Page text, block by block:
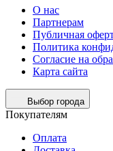
О нас
Партнерам
Публичная
Политика
Согласие на
Карта сайта
Выбор города
Покупателям
Оплата